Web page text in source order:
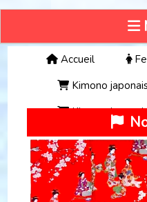
Accueil
Kimono
Kimono
Kimono japonais
in Japan"